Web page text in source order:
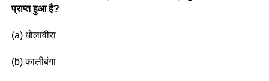
प्राप्त हुआ है?
(a) धोलावीरा
(b) कालीबंगा